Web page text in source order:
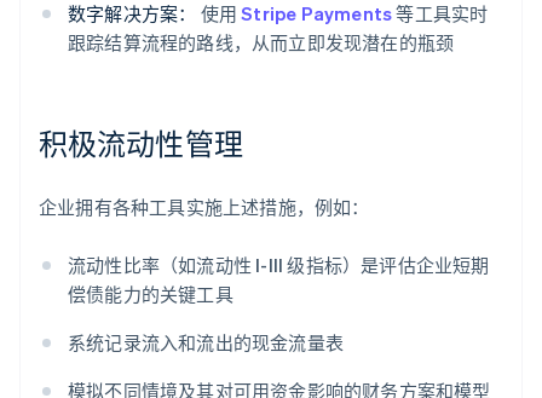
数字解决方案：
使用Stripe Payments等工具实时
跟踪结算流程的路线，从而立即发现潜在的瓶颈
积极流动性管理
企业拥有各种工具实施上述措施，例如：
流动性比率（如流动性 I-III 级指标）是评估企业短期
偿债能力的关键工具
系统记录流入和流出的现金流量表
模拟不同情境及其对可用资金影响的财务方案和模型